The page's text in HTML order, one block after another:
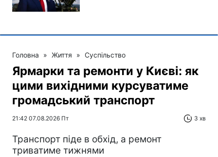
Головна » Життя » Суспільство
Ярмарки та ремонти у Києві: як
цими вихідними курсуватиме
громадський транспорт
21:42 07.08.2026 Пт 3 хв
Транспорт піде в обхід, а ремонт
триватиме тижнями